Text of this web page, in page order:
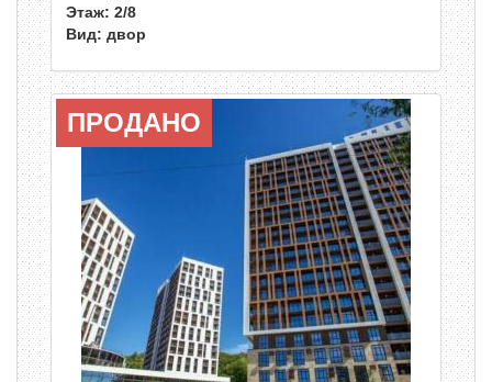
Этаж: 2/8
Вид: двор
ПРОДАНО